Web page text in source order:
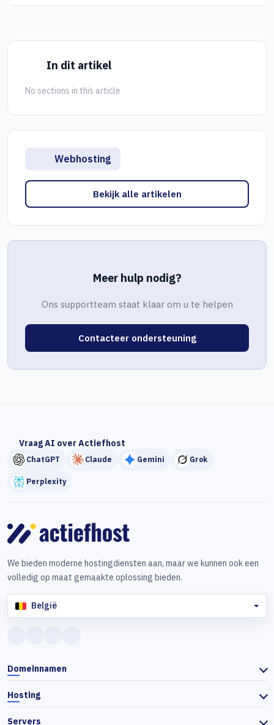
In dit artikel
No sections in this article
Webhosting
Bekijk alle artikelen
Meer hulp nodig?
Ons supportteam staat klaar om u te helpen
Contacteer ondersteuning
Vraag AI over Actiefhost
ChatGPT Claude Gemini Grok
Perplexity
We bieden moderne hostingdiensten aan, maar we kunnen ook een
volledig op maat gemaakte oplossing bieden.
België
Domeinnamen
Hosting
Servers